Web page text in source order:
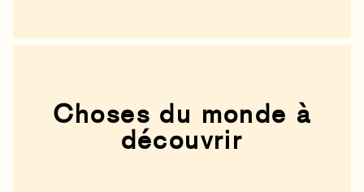
Choses du monde à
découvrir